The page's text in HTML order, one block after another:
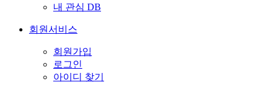
내 관심 DB
회원서비스
회원가입
로그인
아이디 찾기